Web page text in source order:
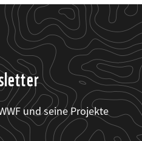
und seine Projekte